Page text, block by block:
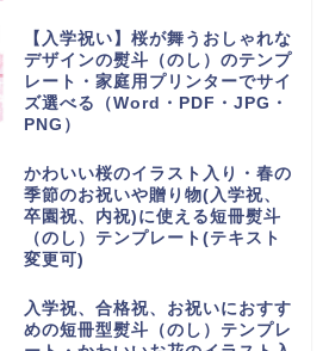
【入学祝い】桜が舞うおしゃれな
デザインの熨斗（のし）のテンプ
レート・家庭用プリンターでサイ
ズ選べる（Word・PDF・JPG・
PNG）
かわいい桜のイラスト入り・春の
季節のお祝いや贈り物(入学祝、
卒園祝、内祝)に使える短冊熨斗
（のし）テンプレート(テキスト
変更可)
入学祝、合格祝、お祝いにおすす
めの短冊型熨斗（のし）テンプレ